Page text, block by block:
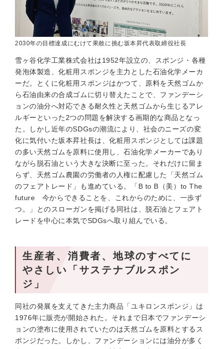
2030年の目標達成にむけて果敢に挑む坂本昇代表取締役社長
雪ヶ谷化学工業株式会社は1952年設立の、スポンジ・各種
発泡体製造、化粧用スポンジを主力とした石油化学メーカ
ーだ。とくに化粧用スポンジはかつて、原料を天然ゴムか
ら石油由来の合成ゴムに切り替えたことで、ファンデーシ
ョンの油分へ対応できる耐久性と天然ゴムから生じるアレ
ルギーといった2つの問題を解決する画期的な商品となっ
た。しかし近年のSDGsの潮流により、社会のニーズの変
化に気付いた坂本昇社長は、化粧用スポンジとしては課題
の多い天然ゴムを原料に使用し、石油化学メーカーであり
ながら脱石油という大きな決断に至った。それだけに留ま
らず、天然ゴム農園の労働者の人権に配慮した「天然ゴム
のフェアトレード」も進めている。「B to B（美）to The
future 今からできることを、これからのために、一歩ず
つ。」とのスローガンを掲げる同社は、脱石油とフェアト
レードを中心に本気でSDGsへ取り組んでいる。
生産者、消費者、地球のすべてに
やさしい「サステナブルスポン
ジ」
同社の発展を支えてきた主力商品「ユキロンスポンジ」は
1976年に販売が開始された。それまで日本でファンデーシ
ョンの塗布に使用されていたのは天然ゴムを原料とするス
ポンジだった。しかし、ファンデーションには油分が多く